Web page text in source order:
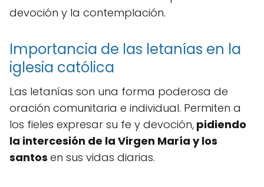
devoción y la contemplación.
Importancia de las letanías en la
iglesia católica
Las letanías son una forma poderosa de
oración comunitaria e individual. Permiten a
los fieles expresar su fe y devoción, pidiendo
la intercesión de la Virgen María y los
santos en sus vidas diarias.